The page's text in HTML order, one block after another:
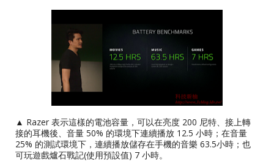
▲ Razer 表示這樣的電池容量，可以在亮度 200 尼特、接上轉
接的耳機後、音量 50% 的環境下連續播放 12.5 小時；在音量
25% 的測試環境下，連續播放儲存在手機的音樂 63.5小時；也
可玩遊戲爐石戰記(使用預設值) 7 小時。